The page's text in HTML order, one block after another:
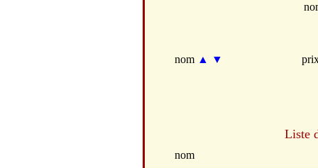
nom ▲ ▼
Liste
nom